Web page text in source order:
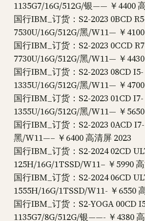
1135G7/16G/512G/银—— ￥4400
国行IBM_订货：S2-2023 0BCD
7530U/16G/512G/黑/W11— ￥
国行IBM_订货：S2-2023 0CCD
7730U/16G/512G/黑/W11— ￥
国行IBM_订货：S2-2023 08CD I5-
1335U/16G/512G/黑/W11— ￥
国行IBM_订货：S2-2023 01CD I7-
1355U/16G/512G/黑/W11— ￥
国行IBM_订货：S2-2023 0ACD
黑/W11—– ￥6400 高清屏 2023
国行IBM_订货：S2-2024 02CD
125H/16G/1TSSD/W11– ￥5990
国行IBM_订货：S2-2024 06CD
1555H/16G/1TSSD/W11- ￥6550
国行IBM_订货：S2-YOGA 00CD
1135G7/8G/512G/银——- ￥4380